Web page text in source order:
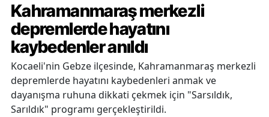
Kahramanmaraş merkezli
depremlerde hayatını
kaybedenler anıldı
Kocaeli'nin Gebze ilçesinde, Kahramanmaraş merkezli
depremlerde hayatını kaybedenleri anmak ve
dayanışma ruhuna dikkati çekmek için "Sarsıldık,
Sarıldık" programı gerçekleştirildi.